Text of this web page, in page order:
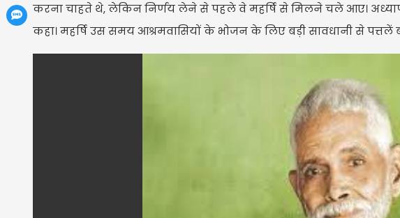
करना चाहते थे, लेकिन निर्णय लेने से पहले वे महर्षि से मिलने चले आए।
कहा। महर्षि उस समय आश्रमवासियों के भोजन के लिए बड़ी सावधानी से